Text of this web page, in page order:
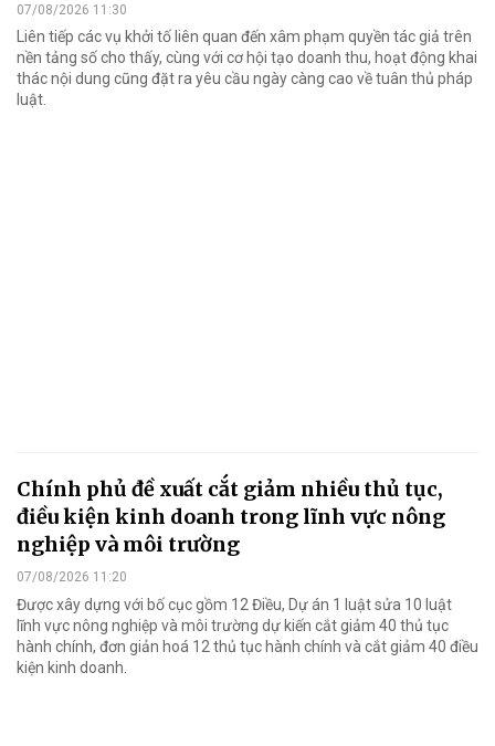
07/08/2026 11:30
Liên tiếp các vụ khởi tố liên quan đến xâm phạm quyền tác giả trên
nền tảng số cho thấy, cùng với cơ hội tạo doanh thu, hoạt động khai
thác nội dung cũng đặt ra yêu cầu ngày càng cao về tuân thủ pháp
luật.
Chính phủ đề xuất cắt giảm nhiều thủ tục,
điều kiện kinh doanh trong lĩnh vực nông
nghiệp và môi trường
07/08/2026 11:20
Được xây dựng với bố cục gồm 12 Điều, Dự án 1 luật sửa 10 luật
lĩnh vực nông nghiệp và môi trường dự kiến cắt giảm 40 thủ tục
hành chính, đơn giản hoá 12 thủ tục hành chính và cắt giảm 40 điều
kiện kinh doanh.